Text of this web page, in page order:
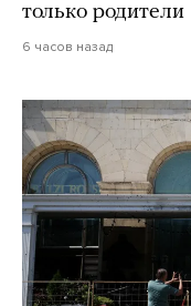
только родители
6 часов назад